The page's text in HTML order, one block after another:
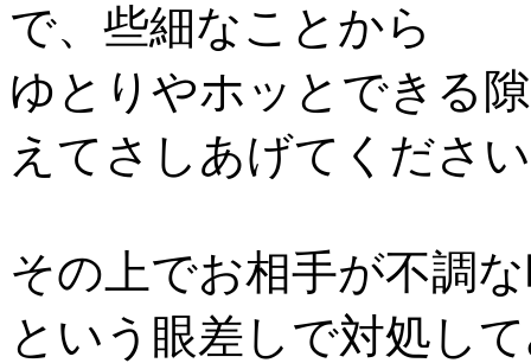
で、些細なことから
ゆとりやホッとできる
えてさしあげてくださ
その上でお相手が不調
という眼差しで対処し